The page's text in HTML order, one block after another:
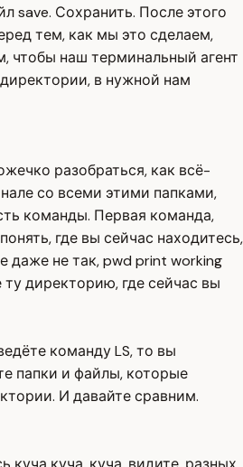
save. Сохранить. После этого
тем, как мы это сделаем,
чтобы наш терминальный агент
в нужной нам
разобраться, как всё-
со всеми этими папками,
команды. Первая команда,
где вы сейчас находитесь,
даже не так, pwd print working
директорию, где сейчас вы
команду LS, то вы
папки и файлы, которые
И давайте сравним.